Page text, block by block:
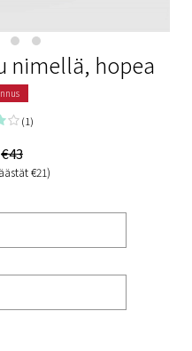
nimellä, hopea
(1)
€43
€21)